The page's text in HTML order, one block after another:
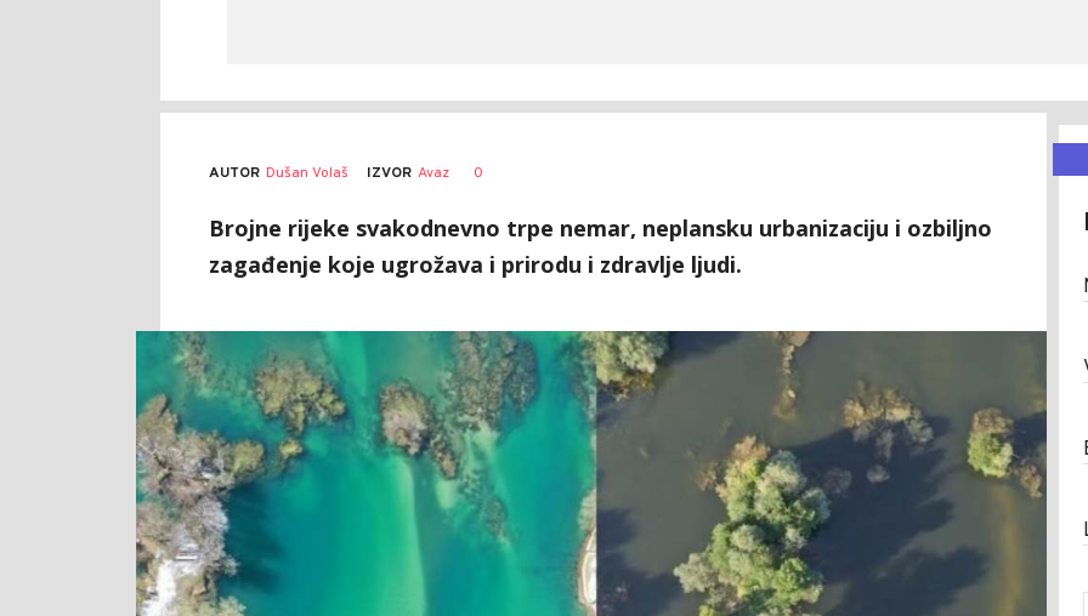
AUTOR Dušan Volaš IZVOR Avaz 0
Brojne rijeke svakodnevno trpe nemar, neplansku urbanizaciju i ozbiljno
zagađenje koje ugrožava i prirodu i zdravlje ljudi.